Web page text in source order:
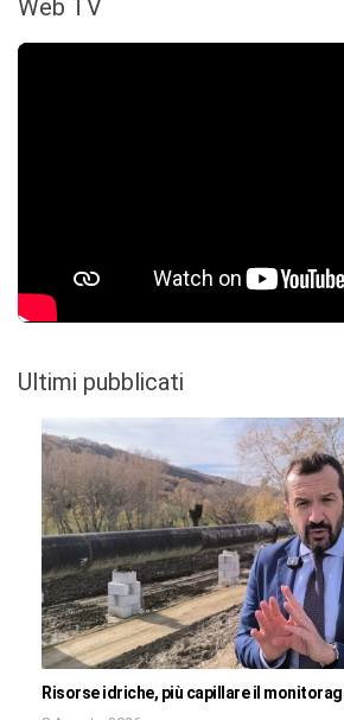
Web TV
Ultimi pubblicati
Risorse idriche, più capillare il